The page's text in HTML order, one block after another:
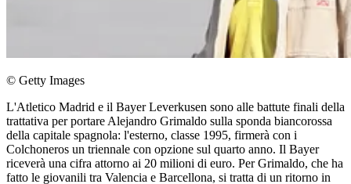
© Getty Images
L'Atletico Madrid e il Bayer Leverkusen sono alle battute finali della
trattativa per portare Alejandro Grimaldo sulla sponda biancorossa
della capitale spagnola: l'esterno, classe 1995, firmerà con i
Colchoneros un triennale con opzione sul quarto anno. Il Bayer
riceverà una cifra attorno ai 20 milioni di euro. Per Grimaldo, che ha
fatto le giovanili tra Valencia e Barcellona, si tratta di un ritorno in